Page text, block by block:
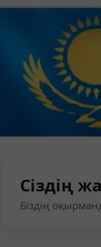
Сіздің
Біздің